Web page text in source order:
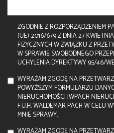
ZGODNIE Z ROZPORZĄDZENIEM
(UE) 2016/679 Z DNIA 27
FIZYCZNYCH W ZWIĄZKU Z
W SPRAWIE SWOBODNEGO
UCHYLENIA DYREKTYWY 95/46/
WYRAŻAM ZGODĘ NA
POWYŻSZYM FORMULARZU
NIERUCHOMOŚCI JWPACH
F.U.H. WALDEMAR PACH W CELU
MNIE SPRAWY.